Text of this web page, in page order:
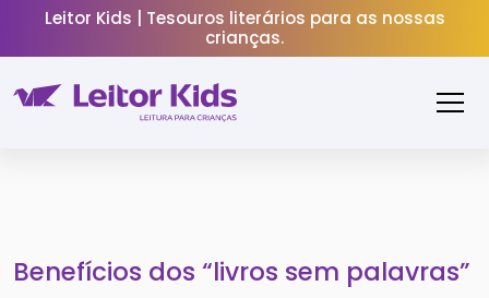
Leitor Kids | Tesouros literários para as nossas
crianças.
Benefícios dos “livros sem palavras”